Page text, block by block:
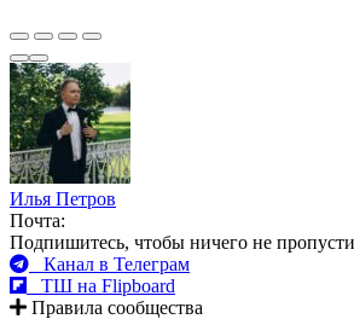
Илья Петров
Почта:
Подпишитесь, чтобы ничего не
Канал в Телеграм
ТШ на Flipboard
Правила сообщества